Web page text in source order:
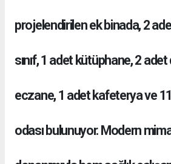
projelendirilen ek binada, 2
sınıf, 1 adet kütüphane, 2
eczane, 1 adet kafeterya ve
odası bulunuyor. Modern